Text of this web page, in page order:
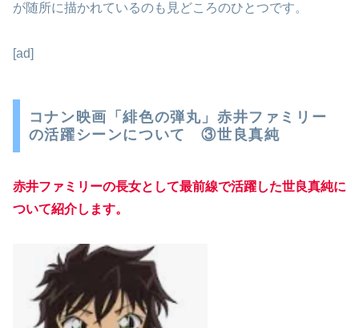
が随所に描かれているのも見どころのひとつです。
[ad]
コナン映画「緋色の弾丸」赤井ファミリー
の活躍シーンについて ③世良真純
赤井ファミリーの長女として最前線で活躍した世良真純に
ついて紹介します。